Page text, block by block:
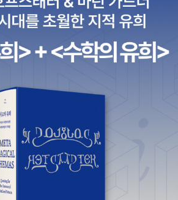
, 시인은 거기서라도 ‘우리’가 조우할 수
무얼 하고 있었을까. 이 시집의 머리말
아진다 이재훈 (시인) : 정재
부터 전위의 새로운 대안으로 떠오른 하
이천년대의 소위 모던한 시인들치고 정재
자는 드물다. 그는 시공간을 넘나드는 상
테스크한 이미지, 미니멀리즘의 감각세
분석의 세계에까지 다양한 범주로 전위적
지만 그의 세계는 새로움의 외피를 입은